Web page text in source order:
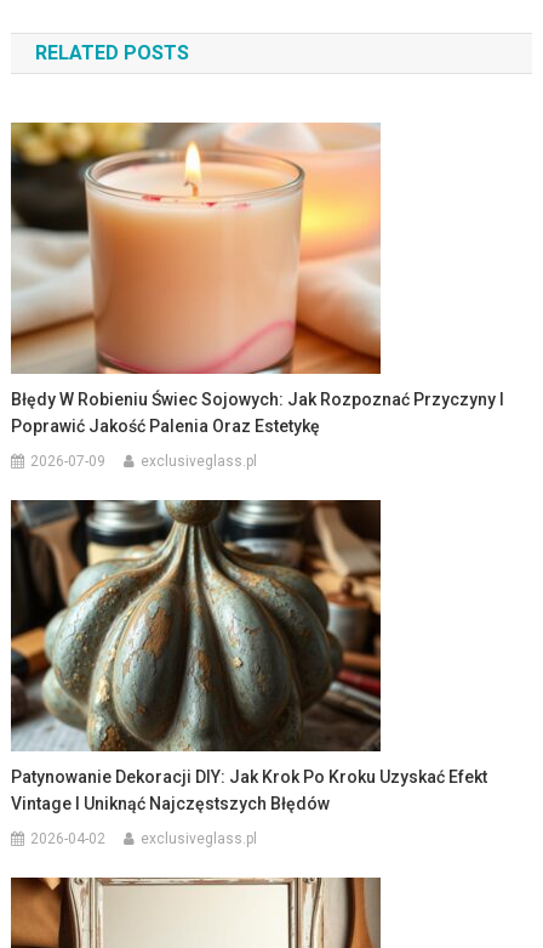
wpisu
RELATED POSTS
Błędy W Robieniu Świec Sojowych: Jak Rozpoznać Przyczyny I
Poprawić Jakość Palenia Oraz Estetykę
2026-07-09 exclusiveglass.pl
Patynowanie Dekoracji DIY: Jak Krok Po Kroku Uzyskać Efekt
Vintage I Uniknąć Najczęstszych Błędów
2026-04-02 exclusiveglass.pl